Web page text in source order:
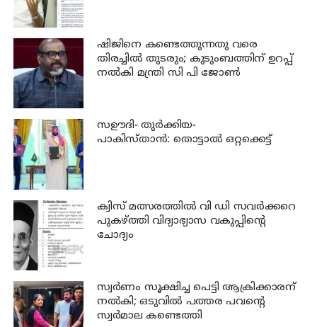
ഷിജിനെ കണ്ടെത്തുന്നതു വരെ
തിരച്ചില്‍ തുടരും; കുടുംബത്തിന് ഉറപ്പ്
നല്‍കി മന്ത്രി സി പി ജോണ്‍
സഊദി- തുർക്കിയ-
പാകിസ്താൻ: തൊട്ടാൽ ഒറ്റക്കെട്ട്
ക്വിസ് മത്സരത്തില്‍ വി ഡി സവര്‍ക്കറെ
പുകഴ്ത്തി വിദ്യാഭ്യാസ വകുപ്പിന്റെ
ചോദ്യം
സ്വര്‍ണം സൂക്ഷിച്ച പെട്ടി ആക്രിക്കാരന്
നല്‍കി; ഒടുവില്‍ പത്തര പവന്റെ
സ്വര്‍മാല കണ്ടെത്തി